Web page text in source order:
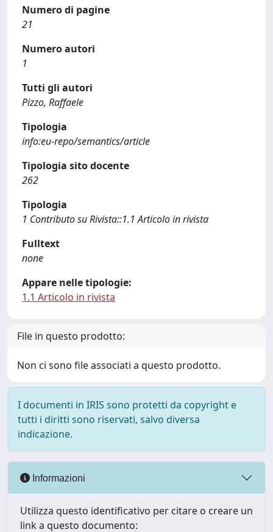
Numero di pagine
21
Numero autori
1
Tutti gli autori
Pizzo, Raffaele
Tipologia
info:eu-repo/semantics/article
Tipologia sito docente
262
Tipologia
1 Contributo su Rivista::1.1 Articolo in rivista
Fulltext
none
Appare nelle tipologie:
1.1 Articolo in rivista
File in questo prodotto:
Non ci sono file associati a questo prodotto.
I documenti in IRIS sono protetti da copyright e
tutti i diritti sono riservati, salvo diversa
indicazione.
Informazioni
Utilizza questo identificativo per citare o creare un
link a questo documento: